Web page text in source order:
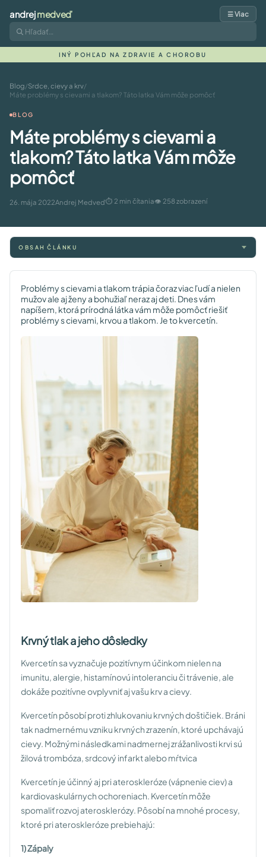
andrejmedveď ☰ Viac
INÝ POHĽAD NA ZDRAVIE A CHOROBU
Blog/Srdce, cievy a krv/
Máte problémy s cievami a tlakom? Táto latka Vám môže pomôcť
BLOG
Máte problémy s cievami a
tlakom? Táto latka Vám môže
pomôcť
26. mája 2022Andrej Medveď⏱ 2 min čítania👁 258 zobrazení
OBSAH ČLÁNKU
Problémy s cievami a tlakom trápia čoraz viac ľudí a nielen
mužov ale aj ženy a bohužiaľ neraz aj deti. Dnes vám
napíšem, ktorá prírodná látka vám môže pomôcť riešiť
problémy s cievami, krvou a tlakom. Je to kvercetín.
Krvný tlak a jeho dôsledky
Kvercetín sa vyznačuje pozitívnym účinkom nielen na
imunitu, alergie, histamínovú intoleranciu či trávenie, ale
dokáže pozitívne ovplyvniť aj vašu krv a cievy.
Kvercetín pôsobí proti zhlukovaniu krvných doštičiek. Bráni
tak nadmernému vzniku krvných zrazenín, ktoré upchávajú
cievy. Možnými následkami nadmernej zrážanlivosti krvi sú
žilová trombóza, srdcový infarkt alebo mŕtvica
Kvercetín je účinný aj pri ateroskleróze (vápnenie ciev) a
kardiovaskulárnych ochoreniach. Kvercetín môže
spomaliť rozvoj aterosklerózy. Pôsobí na mnohé procesy,
ktoré pri ateroskleróze prebiehajú:
1) Zápaly